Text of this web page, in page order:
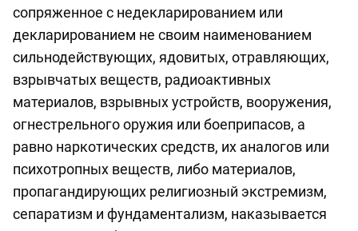
сопряженное с недекларированием или
декларированием не своим наименованием
сильнодействующих, ядовитых, отравляющих,
взрывчатых веществ, радиоактивных
материалов, взрывных устройств, вооружения,
огнестрельного оружия или боеприпасов, а
равно наркотических средств, их аналогов или
психотропных веществ, либо материалов,
пропагандирующих религиозный экстремизм,
сепаратизм и фундаментализм, наказывается